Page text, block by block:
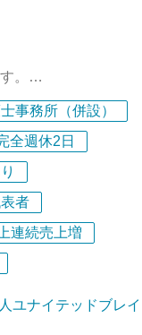
。
ており、おかげ様で
することにしました
を目指す方、アシス
事務所（併設）
全週休2日
者
連続売上増
ユナイテッドブレ